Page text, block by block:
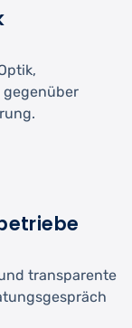
gegenüber
transparente